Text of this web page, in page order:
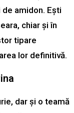
amidon. Ești
chiar și în
tipare
lor definitivă.
dar și o teamă